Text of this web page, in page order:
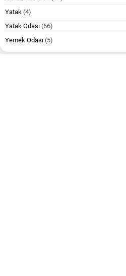
Yatak (4)
Yatak Odası (66)
Yemek Odası (5)